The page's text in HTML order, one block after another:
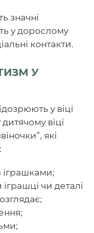
значні
у дорослому
контакти.
У
у віці
віці
які
іграшками;
чи деталі